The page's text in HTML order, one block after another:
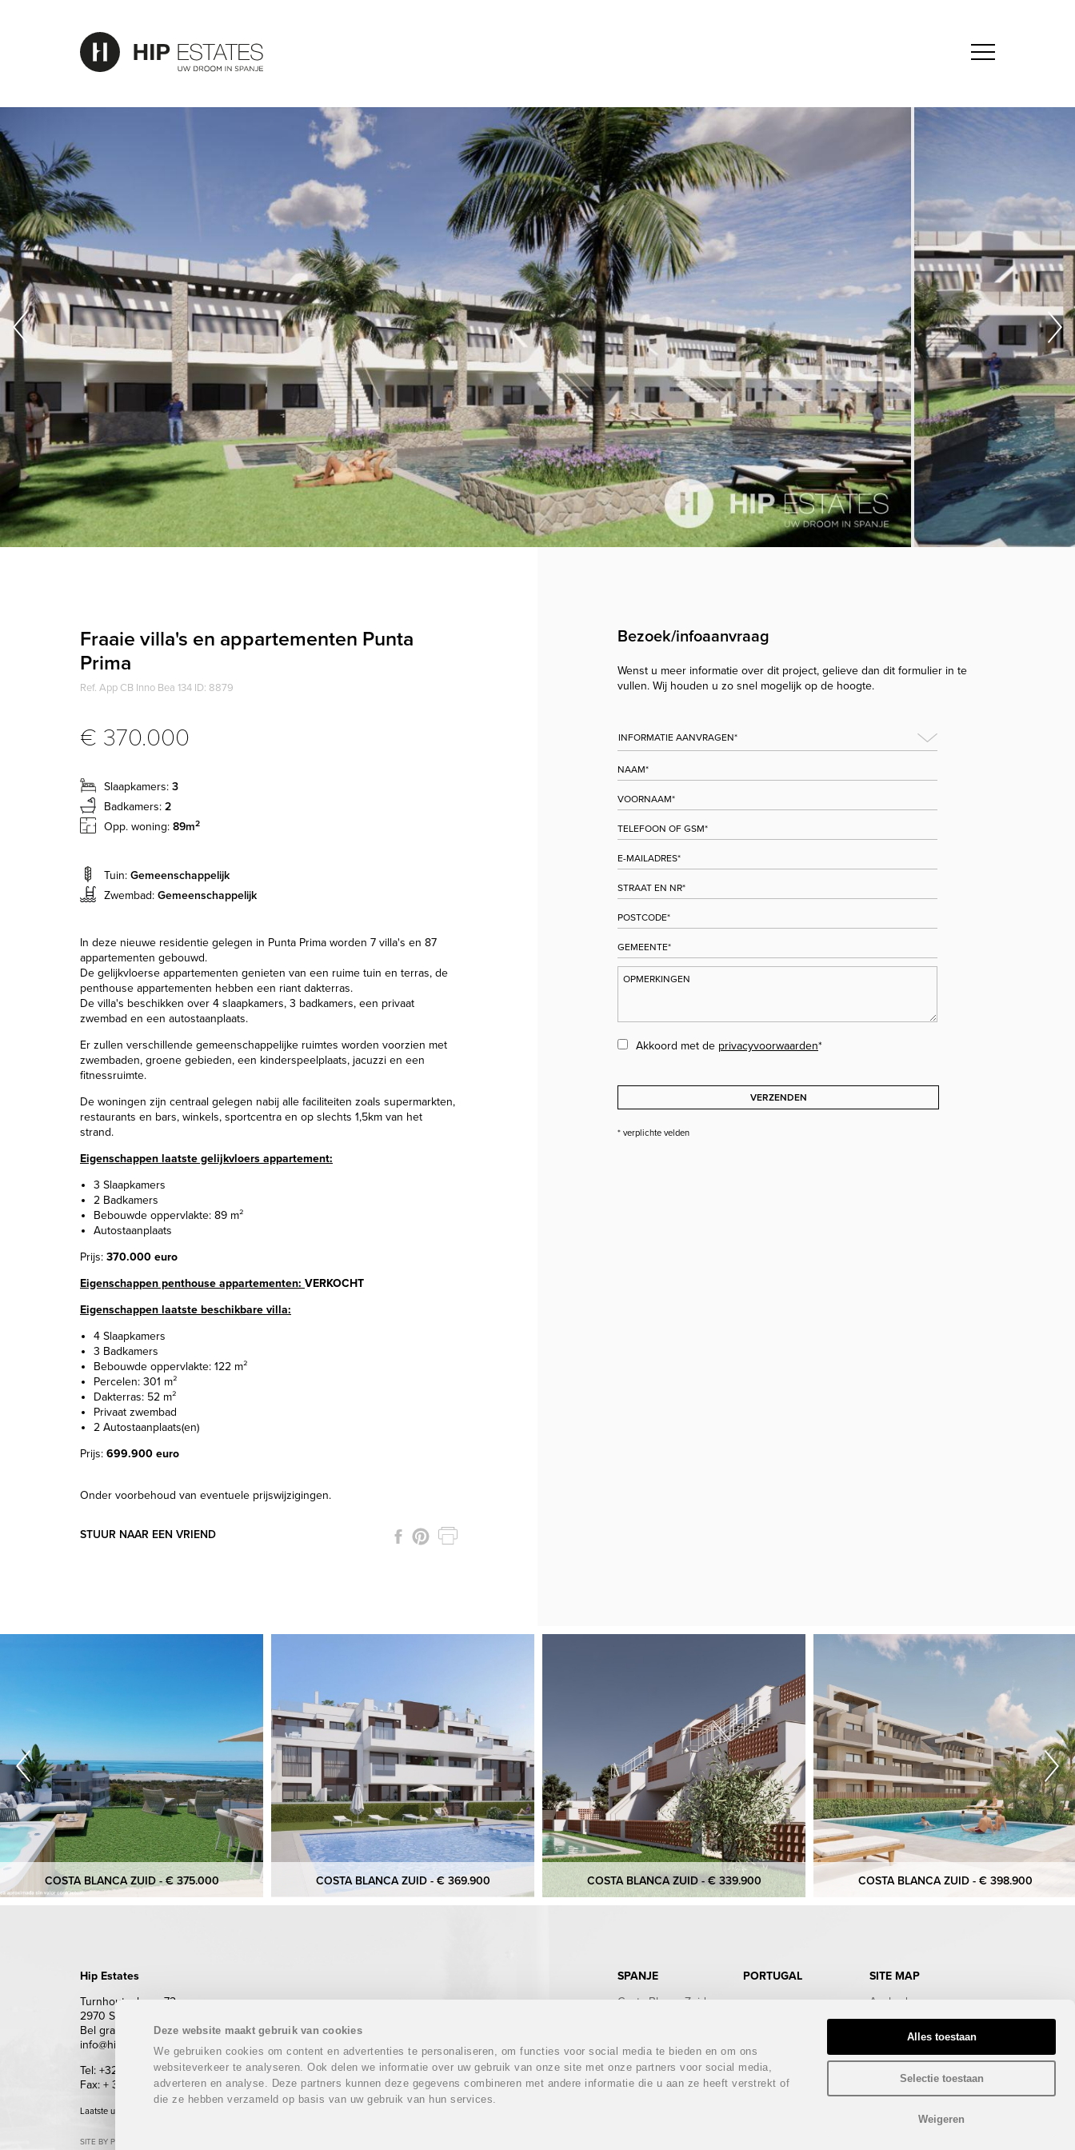
Deze website maakt gebruik van cookies
We gebruiken cookies om content en advertenties te personaliseren, om functies voor social media te bieden en om ons
websiteverkeer te analyseren. Ook delen we informatie over uw gebruik van onze site met onze partners voor social media,
adverteren en analyse. Deze partners kunnen deze gegevens combineren met andere informatie die u aan ze heeft verstrekt of
die ze hebben verzameld op basis van uw gebruik van hun services.
Alles toestaan
Selectie toestaan
Weigeren
Fraaie villa's en appartementen Punta
Prima
Ref. App CB Inno Bea 134 ID: 8879
€ 370.000
Slaapkamers: 3
Badkamers: 2
Opp. woning: 89m2
Tuin: Gemeenschappelijk
Zwembad: Gemeenschappelijk
In deze nieuwe residentie gelegen in Punta Prima worden 7 villa's en 87
appartementen gebouwd.
De gelijkvloerse appartementen genieten van een ruime tuin en terras, de
penthouse appartementen hebben een riant dakterras.
De villa's beschikken over 4 slaapkamers, 3 badkamers, een privaat
zwembad en een autostaanplaats.
Er zullen verschillende gemeenschappelijke ruimtes worden voorzien met
zwembaden, groene gebieden, een kinderspeelplaats, jacuzzi en een
fitnessruimte.
De woningen zijn centraal gelegen nabij alle faciliteiten zoals supermarkten,
restaurants en bars, winkels, sportcentra en op slechts 1,5km van het
strand.
Eigenschappen laatste gelijkvloers appartement:
3 Slaapkamers
2 Badkamers
Bebouwde oppervlakte: 89 m²
Autostaanplaats
Prijs: 370.000 euro
Eigenschappen penthouse appartementen: VERKOCHT
Eigenschappen laatste beschikbare villa:
4 Slaapkamers
3 Badkamers
Bebouwde oppervlakte: 122 m²
Percelen: 301 m²
Dakterras: 52 m²
Privaat zwembad
2 Autostaanplaats(en)
Prijs: 699.900 euro
Onder voorbehoud van eventuele prijswijzigingen.
STUUR NAAR EEN VRIEND
Bezoek/infoaanvraag
Wenst u meer informatie over dit project, gelieve dan dit formulier in te
vullen. Wij houden u zo snel mogelijk op de hoogte.
Akkoord met de privacyvoorwaarden*
VERZENDEN
* verplichte velden
COSTA BLANCA ZUID - € 375.000 COSTA BLANCA ZUID - € 369.900 COSTA BLANCA ZUID - € 339.900 COSTA BLANCA ZUID - € 398.900
Hip Estates
Turnhoutsebaan 72
2970 Schilde
Bel gratis 0800 62 500 (enkel vanuit België)
info@hipestates.com
Tel: +32 (0)3 283 87 87
Fax: + 32 (0)3 293 69 62
Laatste update: 09/08/2026
SITE BY PLUG
SPANJE
Costa Blanca Zuid
Costa del Sol
Costa Almeria
Costa Tropical
Costa Brava
PORTUGAL
SITE MAP
Aanbod
Doe de test
Gratis Infopakket
Magazine
Bezichtigingstrips
Infodagen